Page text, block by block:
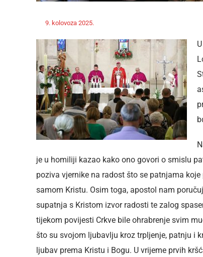
9. kolovoza 2025.
je u homiliji kazao kako ono govori o smislu
poziva vjernike na radost što se patnjama
samom Kristu. Osim toga, apostol nam
supatnja s Kristom izvor radosti te zalog
tijekom povijesti Crkve bile ohrabrenje svim
što su svojom ljubavlju kroz trpljenje, patnju i
ljubav prema Kristu i Bogu. U vrijeme prvih